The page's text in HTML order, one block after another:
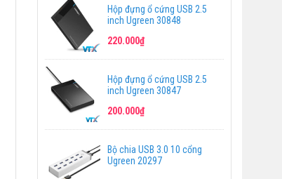
Hộp đựng ổ cứng USB 2.5
inch Ugreen 30848
220.000₫
Hộp đựng ổ cứng USB 2.5
inch Ugreen 30847
200.000₫
Bộ chia USB 3.0 10 cổng
Ugreen 20297